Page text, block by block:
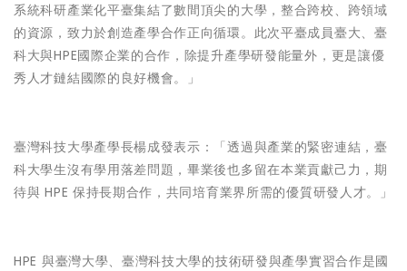
系統科研產業化平臺集結了數間頂尖的大學，整合跨校、跨領域
的資源，致力於創造產學合作正向循環。此次平臺成員臺大、臺
科大與HPE國際企業的合作，除提升產學研發能量外，更是讓優
秀人才鏈結國際的良好機會。」
臺灣科技大學產學長楊成發表示：「透過與產業的緊密連結，臺
科大學生沒有學用落差問題，畢業後也多留在本業貢獻己力，期
待與 HPE 保持長期合作，共同培育業界所需的優質研發人才。」
HPE 與臺灣大學、臺灣科技大學的技術研發與產學實習合作是國